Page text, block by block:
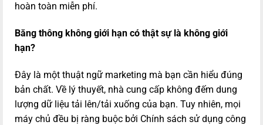
hoàn toàn miễn phí.
Băng thông không giới hạn có thật sự là không giới
hạn?
Đây là một thuật ngữ marketing mà bạn cần hiểu đúng
bản chất. Về lý thuyết, nhà cung cấp không đếm dung
lượng dữ liệu tải lên/tải xuống của bạn. Tuy nhiên, mọi
máy chủ đều bị ràng buộc bởi Chính sách sử dụng công